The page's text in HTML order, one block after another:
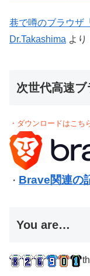
巷で噂のブラウザ
Dr.Takashima より
次世代高速ブ
・ダウンロードはこち
・ Brave関連の
You are…